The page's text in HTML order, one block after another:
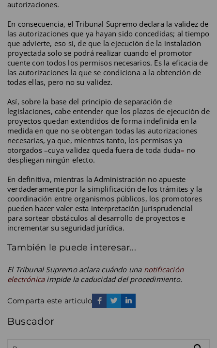
autorizaciones.
En consecuencia, el Tribunal Supremo declara la validez de
las autorizaciones que ya hayan sido concedidas; al tiempo
que advierte, eso sí, de que la ejecución de la instalación
proyectada solo se podrá realizar cuando el promotor
cuente con todos los permisos necesarios. Es la eficacia de
las autorizaciones la que se condiciona a la obtención de
todas ellas, pero no su validez.
Así, sobre la base del principio de separación de
legislaciones, cabe entender que los plazos de ejecución de
proyectos quedan extendidos de forma indefinida en la
medida en que no se obtengan todas las autorizaciones
necesarias, ya que, mientras tanto, los permisos ya
otorgados –cuya validez queda fuera de toda duda– no
despliegan ningún efecto.
En definitiva, mientras la Administración no apueste
verdaderamente por la simplificación de los trámites y la
coordinación entre organismos públicos, los promotores
pueden hacer valer esta interpretación jurisprudencial
para sortear obstáculos al desarrollo de proyectos e
incrementar su seguridad jurídica.
También le puede interesar...
El Tribunal Supremo aclara cuándo una notificación
electrónica impide la caducidad del procedimiento.
Comparta este articulo
Buscador